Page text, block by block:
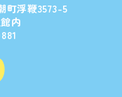
浮鞭3573-5
内